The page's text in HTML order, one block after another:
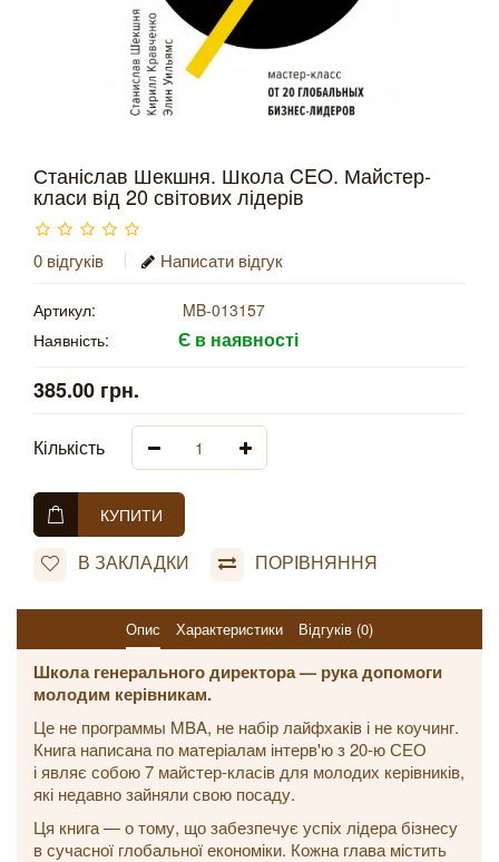
Станіслав Шекшня. Школа CEO. Майстер-
класи від 20 світових лідерів
0 відгуків Написати відгук
Артикул:
MB-013157
Наявність:
Є в наявності
385.00 грн.
Кількість
КУПИТИ
В ЗАКЛАДКИ ПОРІВНЯННЯ
Опис Характеристики Відгуків (0)
Школа генерального директора — рука допомоги
молодим керівникам.
Це не программы MBA, не набір лайфхаків і не коучинг.
Книга написана по матеріалам інтерв'ю з 20-ю СЕО
і являє собою 7 майстер-класів для молодих керівників,
які недавно зайняли свою посаду.
Ця книга — о тому, що забезпечує успіх лідера бізнесу
в сучасної глобальної економіки. Кожна глава містить